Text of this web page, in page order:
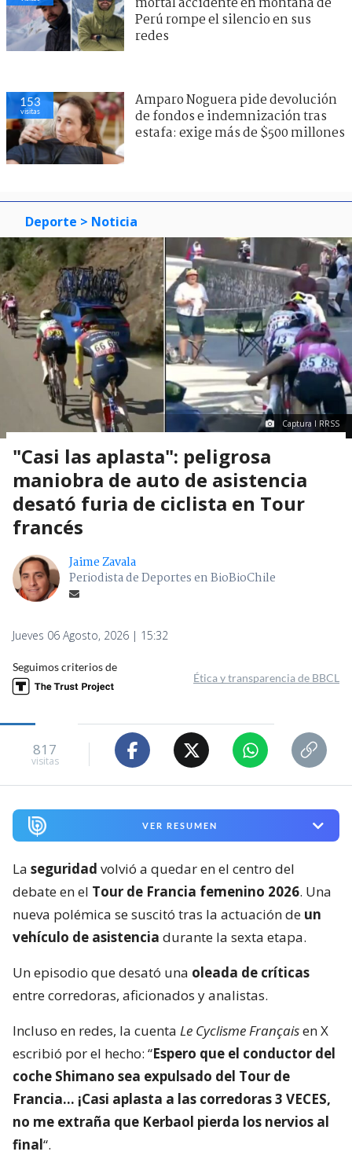
Perú rompe el silencio en sus
redes
153
visitas
Amparo Noguera pide devolución
de fondos e indemnización tras
estafa: exige más de $500 millones
Deporte > Noticia
Captura I RRSS
"Casi las aplasta": peligrosa
maniobra de auto de asistencia
desató furia de ciclista en Tour
francés
Jaime Zavala
Periodista de Deportes en BioBioChile
Jueves 06 Agosto, 2026 | 15:32
Seguimos criterios de
Ética y transparencia de BBCL
817
visitas
VER RESUMEN
La seguridad volvió a quedar en el centro del
debate en el Tour de Francia femenino 2026. Una
nueva polémica se suscitó tras la actuación de un
vehículo de asistencia durante la sexta etapa.
Un episodio que desató una oleada de críticas
entre corredoras, aficionados y analistas.
Incluso en redes, la cuenta Le Cyclisme Françaisen X
escribió por el hecho: “Espero que el conductor del
coche Shimano sea expulsado del Tour de
Francia… ¡Casi aplasta a las corredoras 3 VECES,
no me extraña que Kerbaol pierda los nervios al
final“.